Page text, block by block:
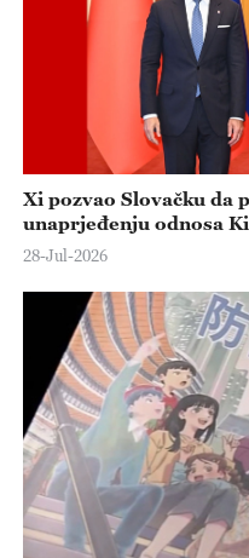
Xi pozvao Slovačku
unaprjeđenju odnosa
28-Jul-2026